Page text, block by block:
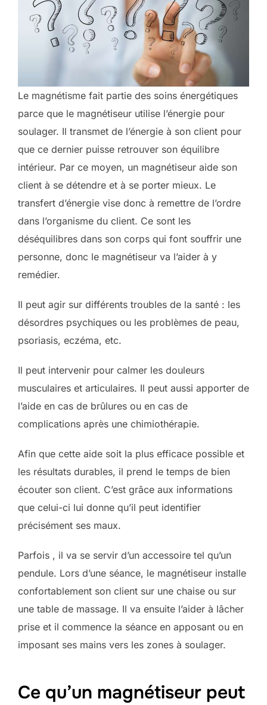
Le magnétisme fait partie des soins énergétiques
parce que le magnétiseur utilise l’énergie pour
soulager. Il transmet de l’énergie à son client pour
que ce dernier puisse retrouver son équilibre
intérieur. Par ce moyen, un magnétiseur aide son
client à se détendre et à se porter mieux. Le
transfert d’énergie vise donc à remettre de l’ordre
dans l’organisme du client. Ce sont les
déséquilibres dans son corps qui font souffrir une
personne, donc le magnétiseur va l’aider à y
remédier.
Il peut agir sur différents troubles de la santé : les
désordres psychiques ou les problèmes de peau,
psoriasis, eczéma, etc.
Il peut intervenir pour calmer les douleurs
musculaires et articulaires. Il peut aussi apporter de
l’aide en cas de brûlures ou en cas de
complications après une chimiothérapie.
Afin que cette aide soit la plus efficace possible et
les résultats durables, il prend le temps de bien
écouter son client. C’est grâce aux informations
que celui-ci lui donne qu’il peut identifier
précisément ses maux.
Parfois , il va se servir d’un accessoire tel qu’un
pendule. Lors d’une séance, le magnétiseur installe
confortablement son client sur une chaise ou sur
une table de massage. Il va ensuite l’aider à lâcher
prise et il commence la séance en apposant ou en
imposant ses mains vers les zones à soulager.
Ce qu’un magnétiseur peut